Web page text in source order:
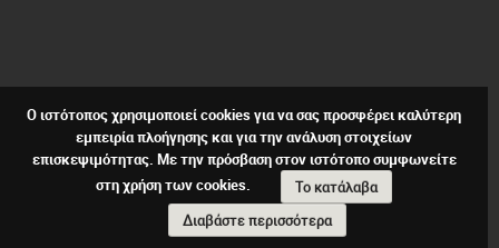
Ο ιστότοπος χρησιμοποιεί cookies για να σας προσφέρει καλύτερη
εμπειρία πλοήγησης και για την ανάλυση στοιχείων
επισκεψιμότητας. Με την πρόσβαση στον ιστότοπο συμφωνείτε
στη χρήση των cookies.
Το κατάλαβα
Διαβάστε περισσότερα